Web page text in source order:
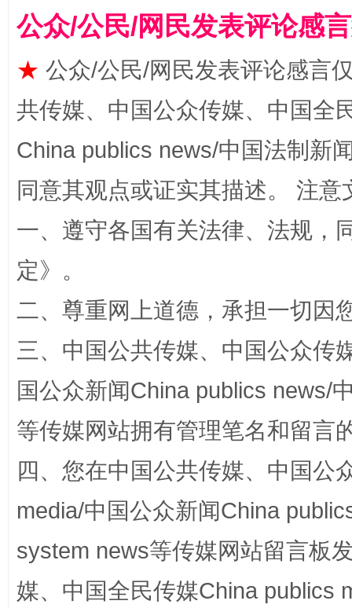
解纷+调解+退费，一次搞定
站台名比不上好声名
公众/公民/网民发表评论感
★ 公众/公民/网民发表评论感言
共传媒、中国公众传媒、中国全
China publics news/中国法制新
同意其观点或证实其描述。 注
一、遵守各国有关法律、法规，
定》。
二、尊重网上道德，承担一切因
三、中国公共传媒、中国公众传
国公众新闻China publics news/
等传媒网站拥有管理笔名和留言
四、您在中国公共传媒、中国公
media/中国公众新闻China
system news等传媒网站留言板
媒、中国全民传媒China publics